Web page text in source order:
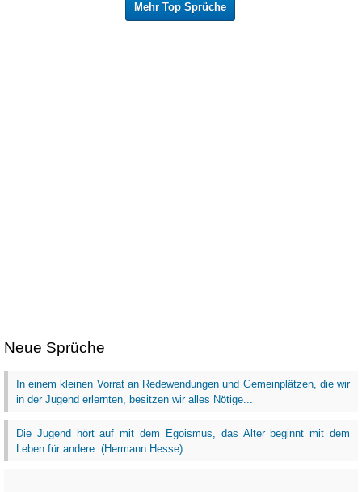
Mehr Top Sprüche
Neue Sprüche
In einem kleinen Vorrat an Redewendungen und Gemeinplätzen, die wir
in der Jugend erlernten, besitzen wir alles Nötige...
Die Jugend hört auf mit dem Egoismus, das Alter beginnt mit dem
Leben für andere. (Hermann Hesse)